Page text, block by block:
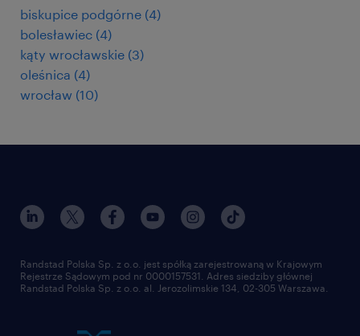
biskupice podgórne (4)
bolesławiec (4)
kąty wrocławskie (3)
oleśnica (4)
wrocław (10)
Randstad Polska Sp. z o.o. jest spółką zarejestrowaną w Krajowym
Rejestrze Sądowym pod nr 0000157531. Adres siedziby głównej
Randstad Polska Sp. z o.o. al. Jerozolimskie 134, 02-305 Warszawa.